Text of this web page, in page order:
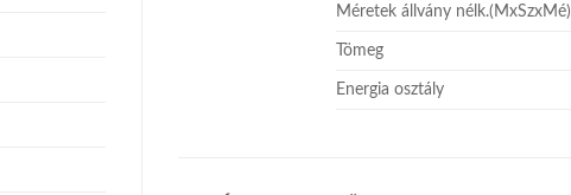
Méretek állvány nélk.(MxSzxMé)
Tömeg
Energia osztály